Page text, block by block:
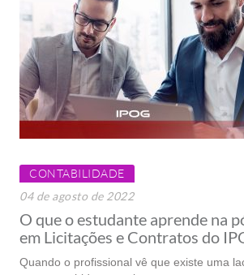
CONTABILIDADE
04 de agosto de 2022
O que o estudante aprende na
em Licitações e Contratos do
Quando o profissional vê que existe uma